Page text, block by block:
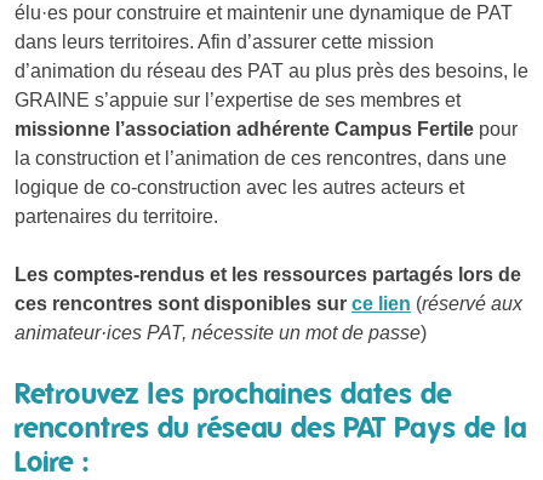
élu·es pour construire et maintenir une dynamique de PAT
dans leurs territoires. Afin d’assurer cette mission
d’animation du réseau des PAT au plus près des besoins, le
GRAINE s’appuie sur l’expertise de ses membres et
missionne l’association adhérente Campus Fertile pour
la construction et l’animation de ces rencontres, dans une
logique de co-construction avec les autres acteurs et
partenaires du territoire.
Les comptes-rendus et les ressources partagés lors de
ces rencontres sont disponibles sur ce lien (réservé aux
animateur·ices PAT, nécessite un mot de passe)
Retrouvez les prochaines dates de
rencontres du réseau des PAT Pays de la
Loire :